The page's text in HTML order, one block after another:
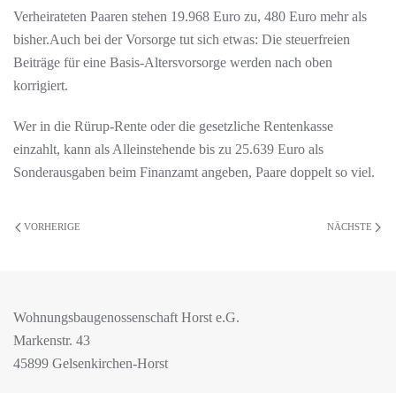
Verheirateten Paaren stehen 19.968 Euro zu, 480 Euro mehr als
bisher.Auch bei der Vorsorge tut sich etwas: Die steuerfreien
Beiträge für eine Basis-Altersvorsorge werden nach oben
korrigiert.
Wer in die Rürup-Rente oder die gesetzliche Rentenkasse
einzahlt, kann als Alleinstehende bis zu 25.639 Euro als
Sonderausgaben beim Finanzamt angeben, Paare doppelt so viel.
VORHERIGE NÄCHSTE
Wohnungsbaugenossenschaft Horst e.G.
Markenstr. 43
45899 Gelsenkirchen-Horst